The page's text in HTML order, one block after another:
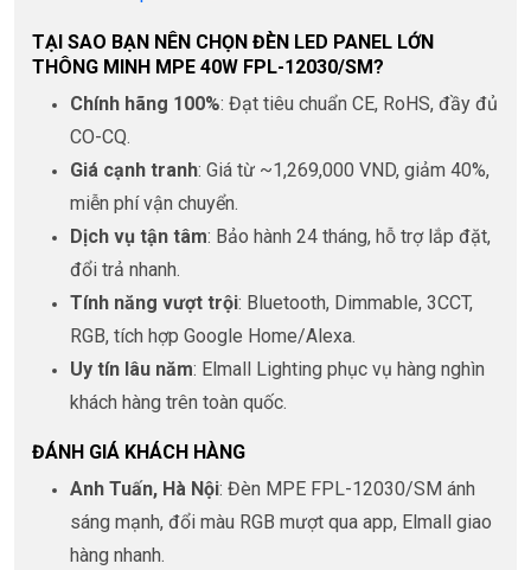
TẠI SAO BẠN NÊN CHỌN ĐÈN LED PANEL LỚN
THÔNG MINH MPE 40W FPL-12030/SM?
Chính hãng 100%: Đạt tiêu chuẩn CE, RoHS, đầy đủ
CO-CQ.
Giá cạnh tranh: Giá từ ~1,269,000 VND, giảm 40%,
miễn phí vận chuyển.
Dịch vụ tận tâm: Bảo hành 24 tháng, hỗ trợ lắp đặt,
đổi trả nhanh.
Tính năng vượt trội: Bluetooth, Dimmable, 3CCT,
RGB, tích hợp Google Home/Alexa.
Uy tín lâu năm: Elmall Lighting phục vụ hàng nghìn
khách hàng trên toàn quốc.
ĐÁNH GIÁ KHÁCH HÀNG
Anh Tuấn, Hà Nội: Đèn MPE FPL-12030/SM ánh
sáng mạnh, đổi màu RGB mượt qua app, Elmall giao
hàng nhanh.